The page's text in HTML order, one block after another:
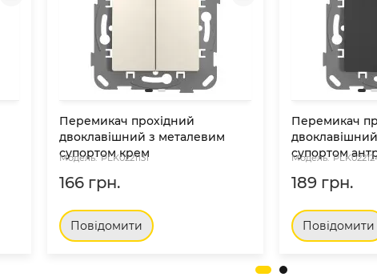
Перемикач прохідний
двоклавішний з металевим
супортом крем
PLK0221131
166 грн.
Повідомити
Перемикач
супортом
189 грн.
Повідомити